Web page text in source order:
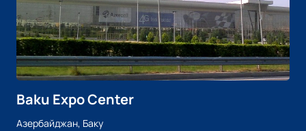
Baku Expo Center
Азербайджан, Баку